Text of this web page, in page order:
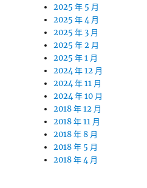
2025 年 5 月
2025 年 4 月
2025 年 3 月
2025 年 2 月
2025 年 1 月
2024 年 12 月
2024 年 11 月
2024 年 10 月
2018 年 12 月
2018 年 11 月
2018 年 8 月
2018 年 5 月
2018 年 4 月